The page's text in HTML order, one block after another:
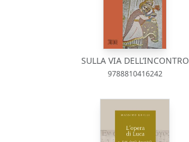
SULLA VIA DELL’INCONTRO
9788810416242